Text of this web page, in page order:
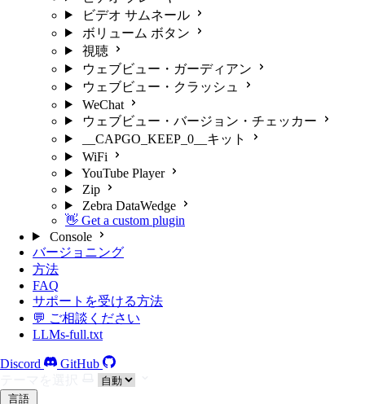
ビデオ サムネール
ボリューム ボタン
視聴
ウェブビュー・ガーディアン
ウェブビュー・クラッシュ
WeChat
ウェブビュー・バージョン・チェッカー
__CAPGO_KEEP_0__キット
WiFi
YouTube Player
Zip
Zebra DataWedge
👋 Get a custom plugin
Console
バージョニング
方法
FAQ
サポートを受ける方法
💬 ご相談ください
LLMs-full.txt
Discord
GitHub
言語